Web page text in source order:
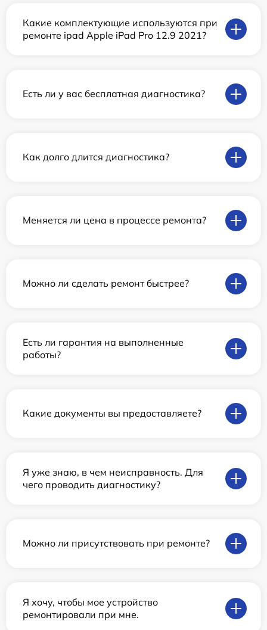
Какие комплектующие используются при
ремонте ipad Apple iPad Pro 12.9 2021?
Есть ли у вас бесплатная диагностика?
Как долго длится диагностика?
Меняется ли цена в процессе ремонта?
Можно ли сделать ремонт быстрее?
Есть ли гарантия на выполненные
работы?
Какие документы вы предоставляете?
Я уже знаю, в чем неисправность. Для
чего проводить диагностику?
Можно ли присутствовать при ремонте?
Я хочу, чтобы мое устройство
ремонтировали при мне.